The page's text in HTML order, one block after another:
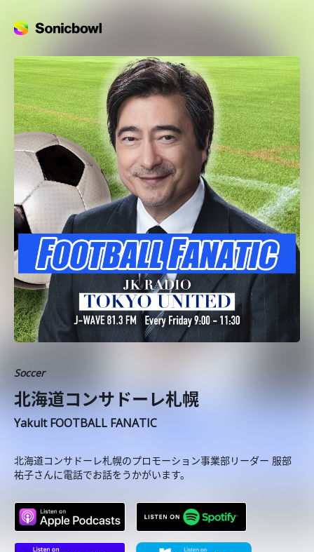
Soccer
北海道コンサドーレ札幌
Yakult FOOTBALL FANATIC
北海道コンサドーレ札幌のプロモーション事業部リーダー 服部
祐子さんに電話でお話をうかがいます。